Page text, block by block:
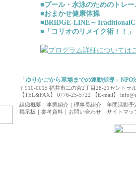
■プール・水泳のためのトレー
■おまかせ健康体操
■BRIDGE-LINE～
■「コリオのリメイク術！！」
プログラム詳細については
「ゆりかごから墓場までの運動指導」
〒910-0015 福井市二の宮2丁目28-21セントラ
【TEL&FAX】 0776-25-5722 【E-mail】
組織概要 ｜ 事業紹介 ｜ 理事長紹介 ｜ 年間活動予
掲示板 ｜ 参考資料 ｜ お問い合わせ ｜ サイトマッ